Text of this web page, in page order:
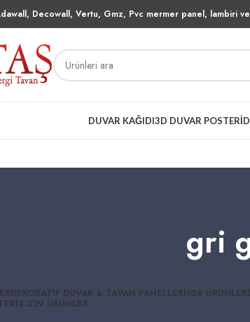
Decowall, Vertu, Gmz, Pvc mermer panel, lambiri
DUVAR KAĞIDI3D DUVAR POSTERI
gri
DEKORATIF DUVAR & TAVAN PANELLERI106 ÜRÜNLER
3.329 ÜRÜNLER